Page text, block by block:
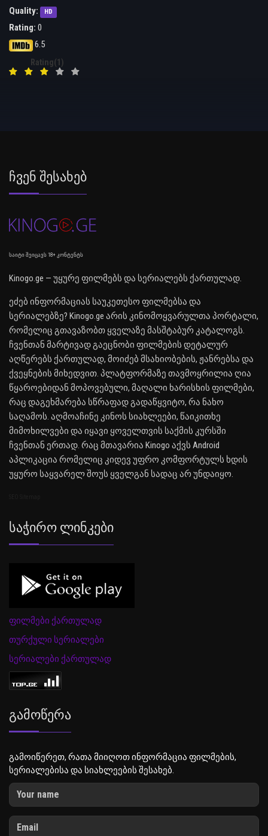
Quality:
HD
Rating: 0
6.5
Rating(1)
Ჩვენ Შესახებ
საიტი შეიცავს 18+ კონტენტს
Kinogo.ge — უყურე ფილმებს და სერიალებს ქართულად.
ეძებ ინფორმაციას საუკეთესო ფილმებსა და
სერიალებზე? Kinogo.ge არის კინომოყვარულთა პორტალი,
რომელიც გთავაზობთ ყველაზე მასშტაბურ კატალოგს.
ჩვენთან მარტივად გაეცნობი ფილმების დეტალურ
აღწერებს ქართულად, მოიძებ მსახიობების, ჟანრებსა და
ქვეყნების მიხედვით. პლატფორმაზე თავმოყრილია ღია
წყაროებიდან მოპოვებული, მაღალი ხარისხის ფილმები,
რაც დაგეხმარება სწრაფად გადაწყვიტო, რა ნახო
საღამოს. აღმოაჩინე კინოს სიახლეები, წაიკითხე
მიმოხილვები და იყავი ყოველთვის საქმის კურსში
ჩვენთან ერთად. რაც მთავარია Kinogo აქვს Android
აპლიკაცია რომელიც კიდევ უფრო კომფორტულს ხდის
უყურო საყვარელ შოუს ყველგან სადაც არ უნდაიყო.
Საჭირო Ლინკები
ფილმები ქართულად
თურქული სერიალები
სერიალები ქართულად
Გამოწერა
გამოიწერეთ, რათა მიიღოთ ინფორმაცია ფილმების,
სერიალებისა და სიახლეების შესახებ.